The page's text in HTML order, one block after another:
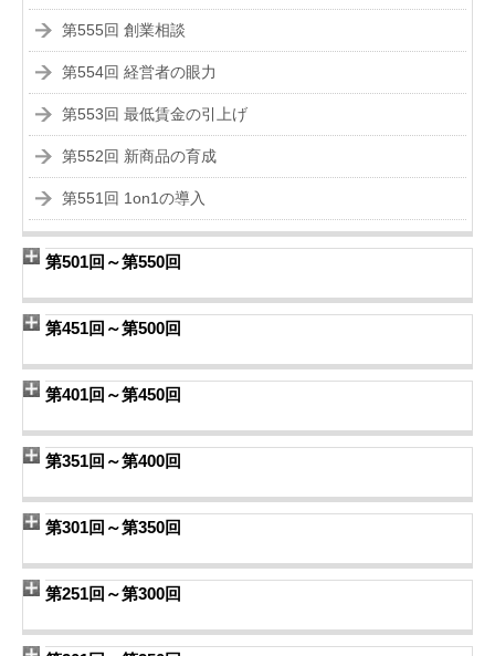
第555回 創業相談
第554回 経営者の眼力
第553回 最低賃金の引上げ
第552回 新商品の育成
第551回 1on1の導入
第501回～第550回
第451回～第500回
第401回～第450回
第351回～第400回
第301回～第350回
第251回～第300回